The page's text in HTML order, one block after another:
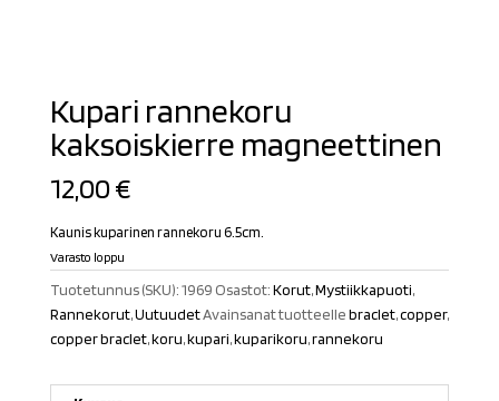
Kupari rannekoru
kaksoiskierre magneettinen
12,00€
Kaunis kuparinen rannekoru 6.5cm.
Varasto loppu
Tuotetunnus (SKU):1969 Osastot:Korut,Mystiikkapuoti,
Rannekorut,UutuudetAvainsanat tuotteellebraclet,copper,
copper braclet,koru,kupari,kuparikoru,rannekoru